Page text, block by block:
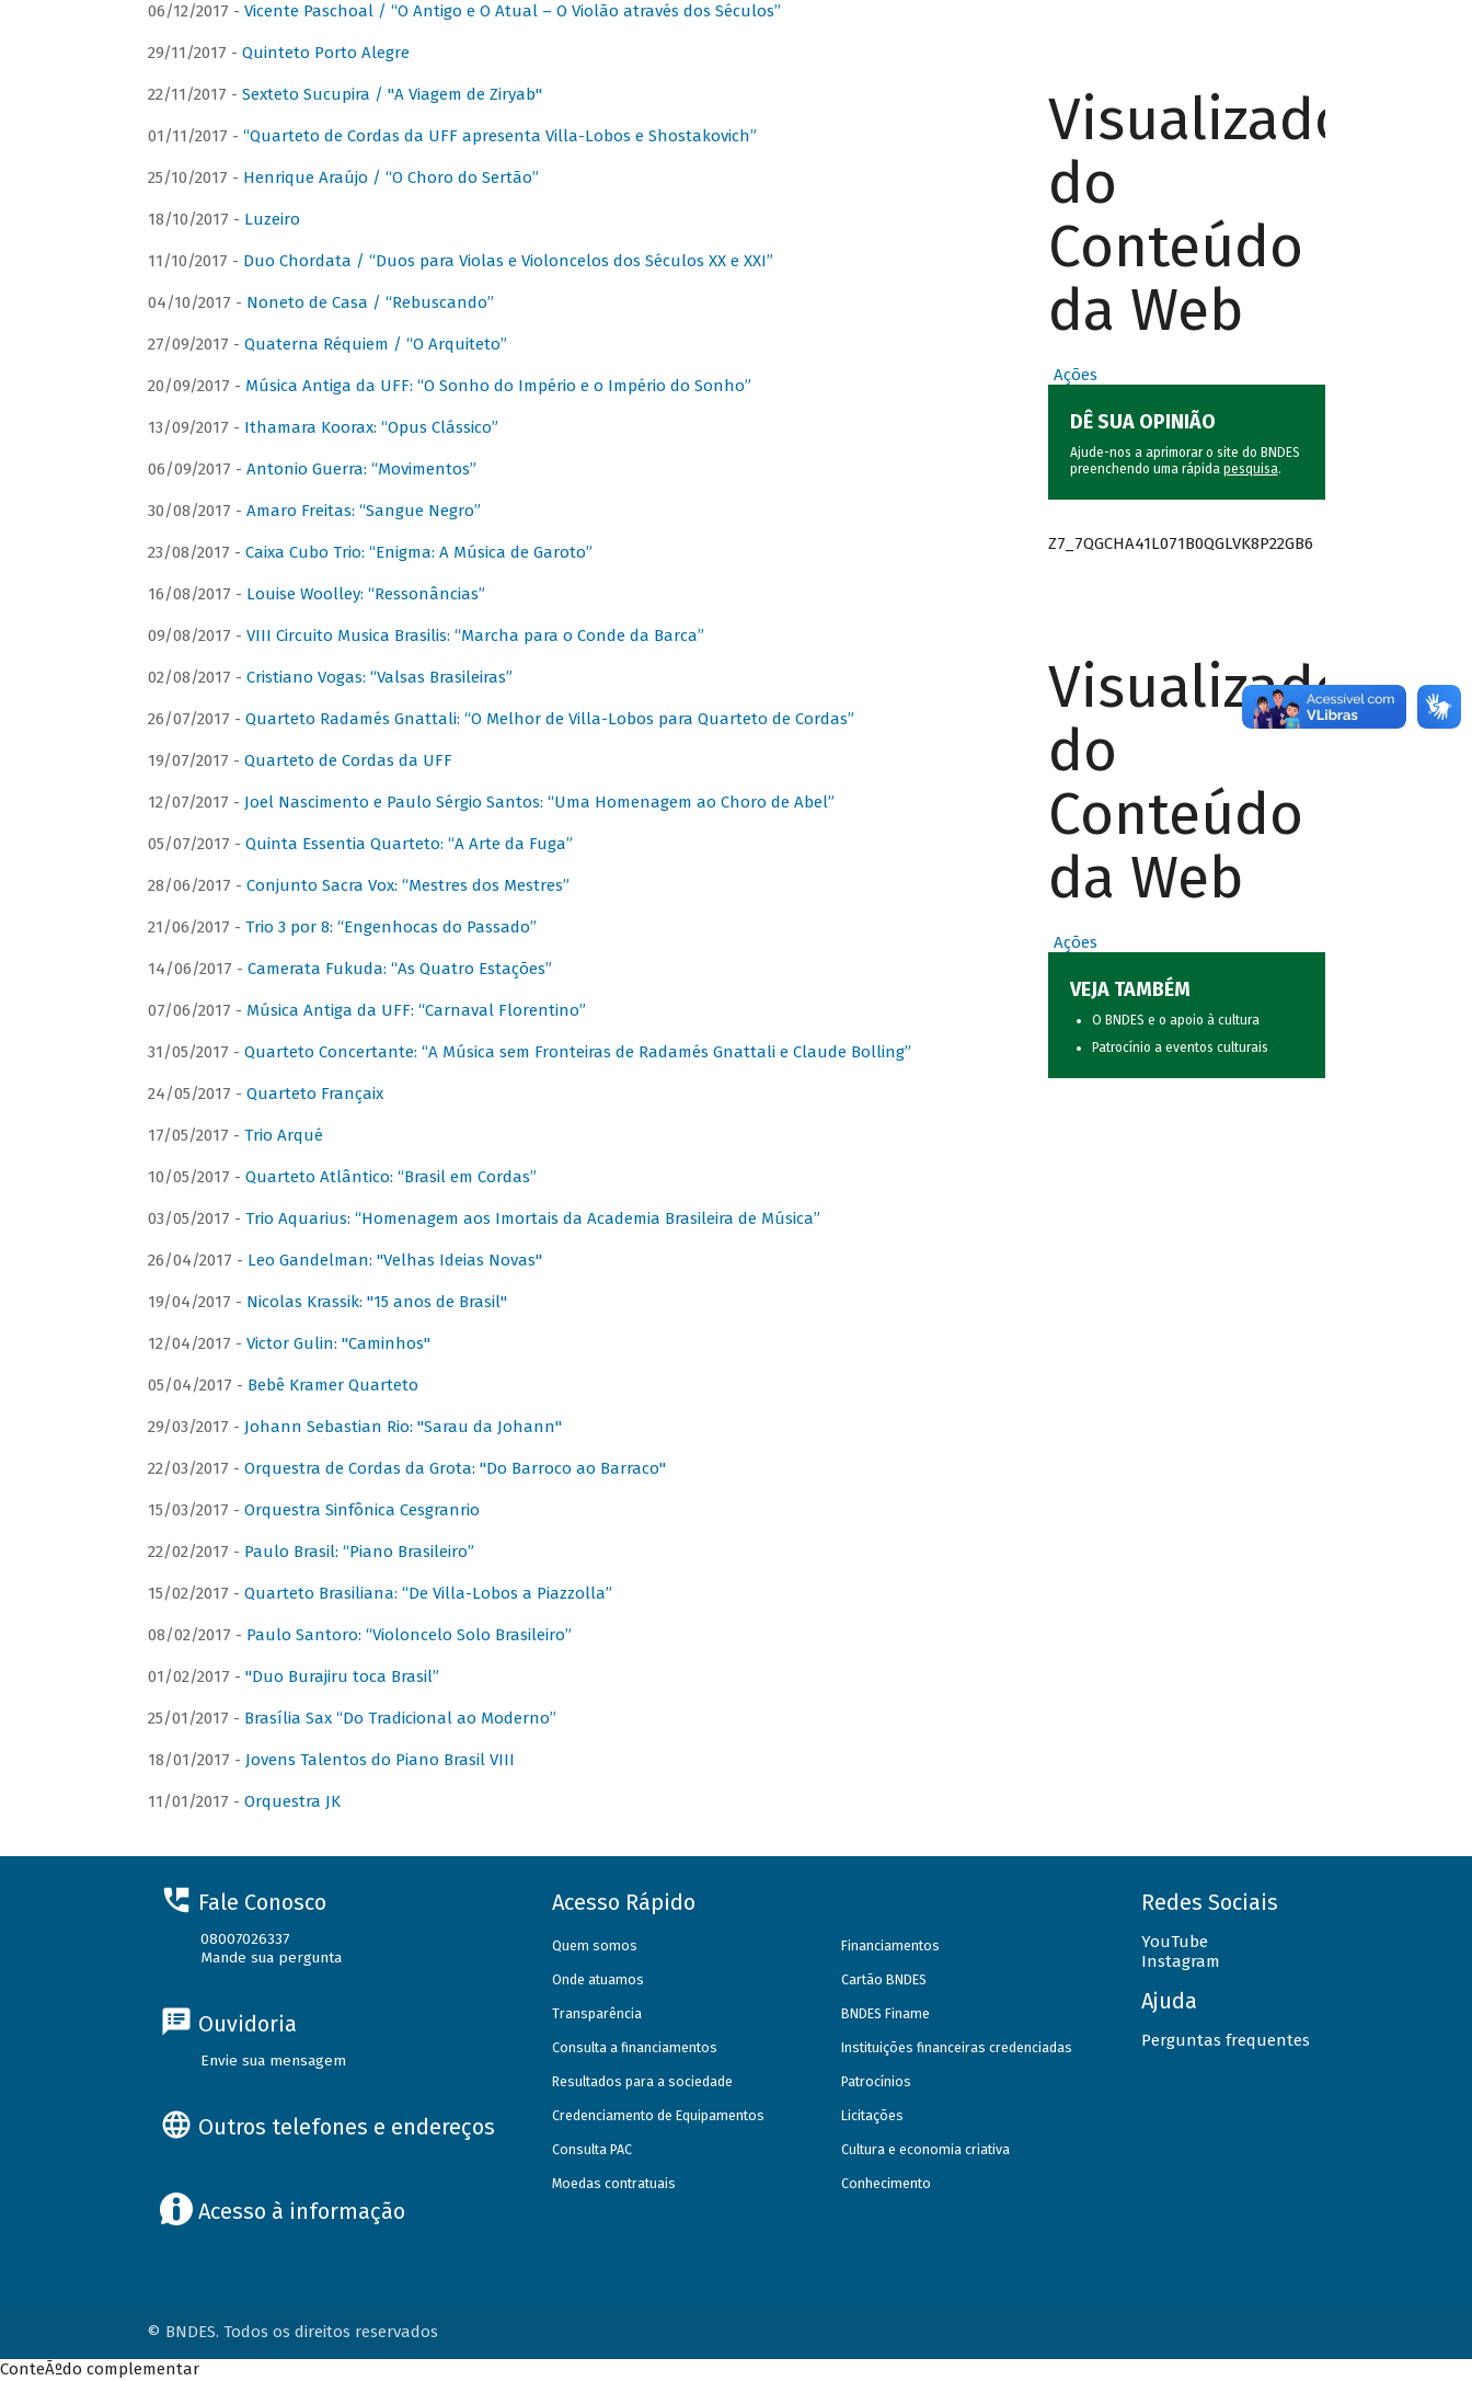
06/12/2017 - Vicente Paschoal / “O Antigo e O Atual – O Violão através dos Séculos”
29/11/2017 - Quinteto Porto Alegre
22/11/2017 - Sexteto Sucupira / "A Viagem de Ziryab"
01/11/2017 - “Quarteto de Cordas da UFF apresenta Villa-Lobos e Shostakovich”
25/10/2017 - Henrique Araújo / “O Choro do Sertão”
18/10/2017 - Luzeiro
11/10/2017 - Duo Chordata / “Duos para Violas e Violoncelos dos Séculos XX e XXI”
04/10/2017 - Noneto de Casa / “Rebuscando”
27/09/2017 - Quaterna Réquiem / “O Arquiteto”
20/09/2017 - Música Antiga da UFF: “O Sonho do Império e o Império do Sonho”
13/09/2017 - Ithamara Koorax: “Opus Clássico”
06/09/2017 - Antonio Guerra: “Movimentos”
30/08/2017 - Amaro Freitas: “Sangue Negro”
23/08/2017 - Caixa Cubo Trio: “Enigma: A Música de Garoto”
16/08/2017 - Louise Woolley: “Ressonâncias”
09/08/2017 - VIII Circuito Musica Brasilis: “Marcha para o Conde da Barca”
02/08/2017 - Cristiano Vogas: “Valsas Brasileiras”
26/07/2017 - Quarteto Radamés Gnattali: “O Melhor de Villa-Lobos para Quarteto de Cordas”
19/07/2017 - Quarteto de Cordas da UFF
12/07/2017 - Joel Nascimento e Paulo Sérgio Santos: “Uma Homenagem ao Choro de Abel”
05/07/2017 - Quinta Essentia Quarteto: “A Arte da Fuga”
28/06/2017 - Conjunto Sacra Vox: “Mestres dos Mestres”
21/06/2017 - Trio 3 por 8: “Engenhocas do Passado”
14/06/2017 - Camerata Fukuda: “As Quatro Estações”
07/06/2017 - Música Antiga da UFF: “Carnaval Florentino”
31/05/2017 - Quarteto Concertante: “A Música sem Fronteiras de Radamés Gnattali e Claude Bolling”
24/05/2017 - Quarteto Françaix
17/05/2017 - Trio Arqué
10/05/2017 - Quarteto Atlântico: “Brasil em Cordas”
03/05/2017 - Trio Aquarius: “Homenagem aos Imortais da Academia Brasileira de Música”
26/04/2017 - Leo Gandelman: "Velhas Ideias Novas"
19/04/2017 - Nicolas Krassik: "15 anos de Brasil"
12/04/2017 - Victor Gulin: "Caminhos"
05/04/2017 - Bebê Kramer Quarteto
29/03/2017 - Johann Sebastian Rio: "Sarau da Johann"
22/03/2017 - Orquestra de Cordas da Grota: "Do Barroco ao Barraco"
15/03/2017 - Orquestra Sinfônica Cesgranrio
22/02/2017 - Paulo Brasil: “Piano Brasileiro”
15/02/2017 - Quarteto Brasiliana: “De Villa-Lobos a Piazzolla”
08/02/2017 - Paulo Santoro: “Violoncelo Solo Brasileiro”
01/02/2017 - "Duo Burajiru toca Brasil”
25/01/2017 - Brasília Sax “Do Tradicional ao Moderno”
18/01/2017 - Jovens Talentos do Piano Brasil VIII
11/01/2017 - Orquestra JK
Visualizador
do
Conteúdo
da Web
Ações
DÊ SUA OPINIÃO
Ajude-nos a aprimorar o site do BNDES
preenchendo uma rápida pesquisa.
Z7_7QGCHA41L071B0QGLVK8P22GB6
Visualizador
do
Conteúdo
da Web
Ações
VEJA TAMBÉM
O BNDES e o apoio à cultura
Patrocínio a eventos culturais
Fale Conosco
08007026337
Mande sua pergunta
Ouvidoria
Envie sua mensagem
Outros telefones e endereços
Acesso à informação
Acesso Rápido
Quem somos
Onde atuamos
Transparência
Consulta a financiamentos
Resultados para a sociedade
Credenciamento de Equipamentos
Consulta PAC
Moedas contratuais
Financiamentos
Cartão BNDES
BNDES Finame
Instituições financeiras credenciadas
Patrocínios
Licitações
Cultura e economia criativa
Conhecimento
Redes Sociais
YouTube
Instagram
Ajuda
Perguntas frequentes
© BNDES. Todos os direitos reservados
ConteÃºdo complementar